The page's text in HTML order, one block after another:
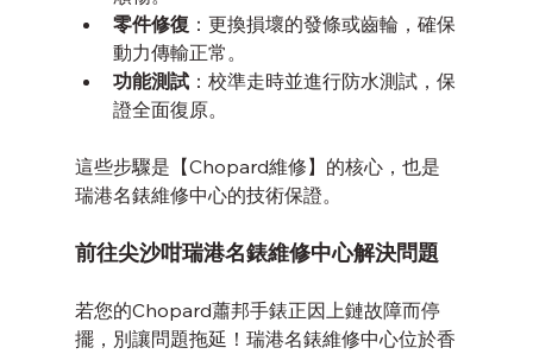
零件修復 ：更換損壞的發條或齒輪，確保
動力傳輸正常。
功能測試：校準走時並進行防水測試，保
證全面復原。
這些步驟是【Chopard維修】的核心，也是
瑞港名錶維修中心的技術保證。
前往尖沙咁瑞港名錶維修中心解決問題
若您的Chopard蕭邦手錶正因上鏈故障而停
擺，別讓問題拖延！瑞港名錶維修中心位於香